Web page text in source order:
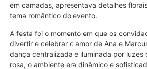
em camadas, apresentava detalhes
tema romântico do evento.
A festa foi o momento em que os
divertir e celebrar o amor de Ana e
dança centralizada e iluminada por luzes
rosa, o ambiente era dinâmico e